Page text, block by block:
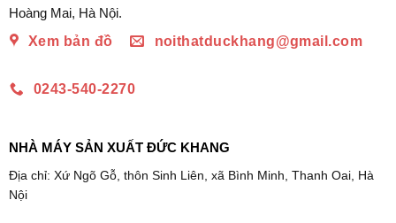
Hoàng Mai, Hà Nội.
Xem bản đồ
noithatduckhang@gmail.com
0243-540-2270
NHÀ MÁY SẢN XUẤT ĐỨC KHANG
Địa chỉ: Xứ Ngõ Gỗ, thôn Sinh Liên, xã Bình Minh, Thanh Oai, Hà
Nội